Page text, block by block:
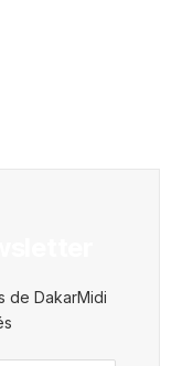
de DakarMidi